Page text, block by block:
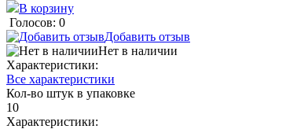
В корзину
Голосов: 0
Добавить отзыв
Нет в наличии
Характеристики:
Все характеристики
Кол-во штук в упаковке
10
Характеристики: